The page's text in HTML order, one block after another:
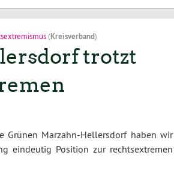
(Kreisverband)
trotzt
Grünen Marzahn-Hellersdorf haben wir
eindeutig Position zur rechtsextremen